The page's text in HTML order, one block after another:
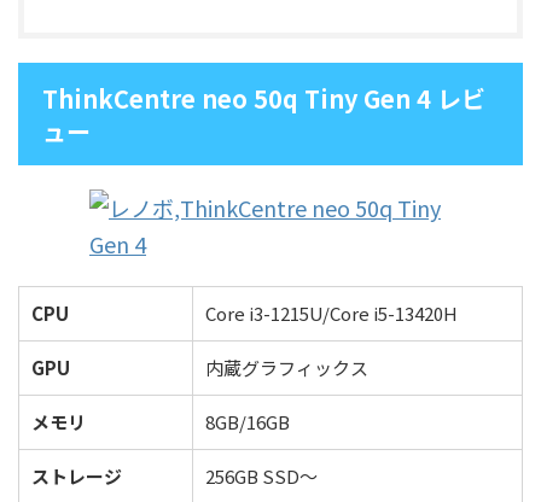
ThinkCentre neo 50q Tiny Gen 4 レビ
ュー
CPU Core i3-1215U/Core i5-13420H
GPU 内蔵グラフィックス
メモリ 8GB/16GB
ストレージ 256GB SSD～